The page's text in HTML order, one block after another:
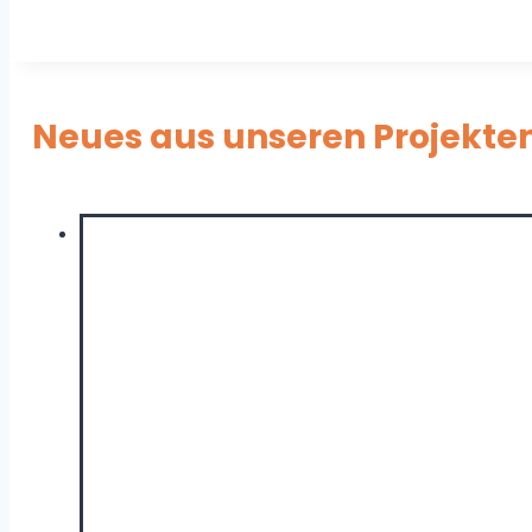
Neues aus unseren